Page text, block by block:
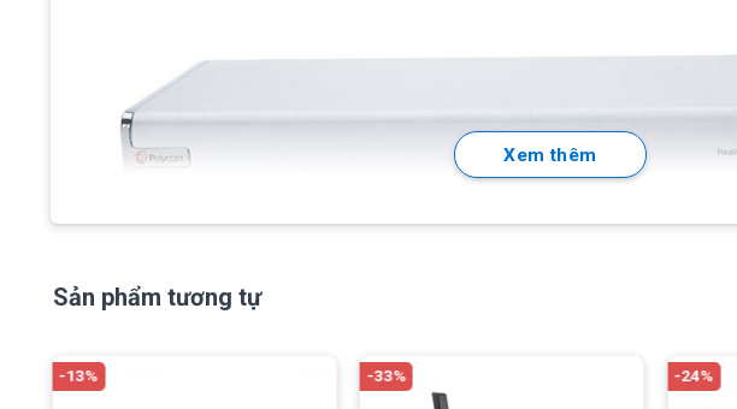
Xem thêm
Sản phẩm tương tự
-13% -33% -24%